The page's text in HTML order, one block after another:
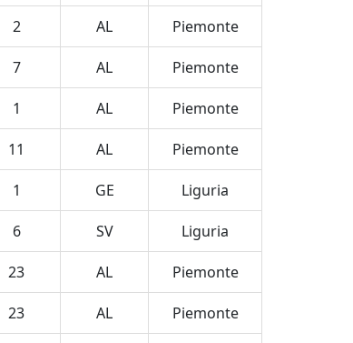
2 AL Piemonte
7 AL Piemonte
1 AL Piemonte
11 AL Piemonte
1 GE Liguria
6 SV Liguria
23 AL Piemonte
23 AL Piemonte